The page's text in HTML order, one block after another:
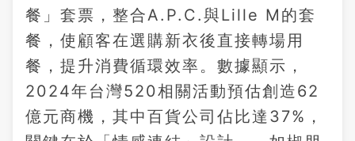
餐」套票，整合A.P.C.與Lille M的套
餐，使顧客在選購新衣後直接轉場用
餐，提升消費循環效率。數據顯示，
2024年台灣520相關活動預估創造62
億元商機，其中百貨公司佔比達37%，